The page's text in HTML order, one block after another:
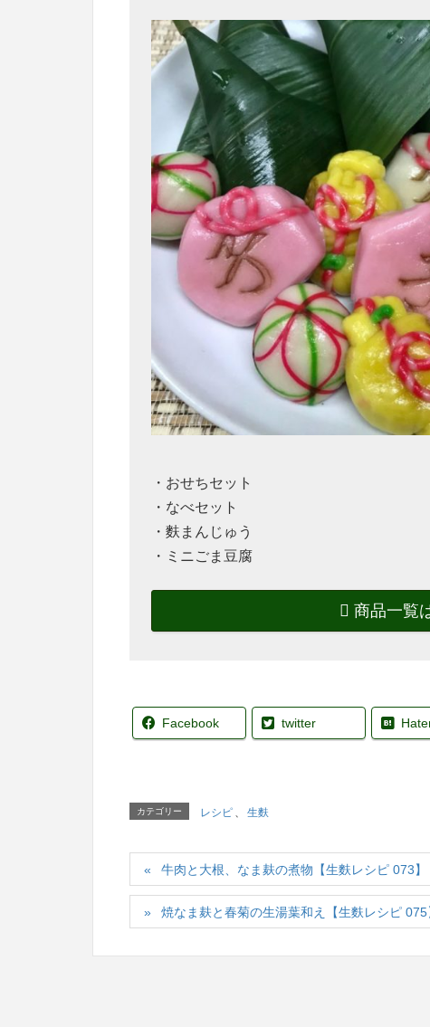
・おせちセット
・なべセット
・麩まんじゅう
・ミニごま豆腐
商品一覧
Facebook twitter
カテゴリー レシピ 生麩
牛肉と大根、なま麸の煮物【生麩レシピ 073】
焼なま麸と春菊の生湯葉和え【生麩レシピ 075